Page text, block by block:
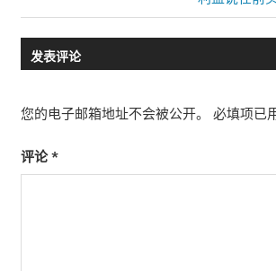
章
导
Post:
发表评论
您的电子邮箱地址不会被公开。 必填项已
评论*